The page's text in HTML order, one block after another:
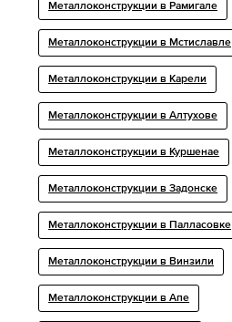
Металлоконструкции в Рамигале
Металлоконструкции в Мстиславле
Металлоконструкции в Карели
Металлоконструкции в Алтухове
Металлоконструкции в Куршенае
Металлоконструкции в Задонске
Металлоконструкции в Палласовке
Металлоконструкции в Винзили
Металлоконструкции в Апе